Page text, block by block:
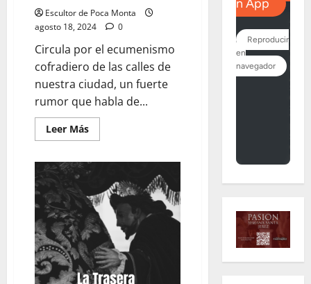
Escultor de Poca Monta
agosto 18, 2024
0
Circula por el ecumenismo
cofradiero de las calles de
nuestra ciudad, un fuerte
rumor que habla de...
Leer MásLeer
más
LA
TRASERA:
«Despropósitos»